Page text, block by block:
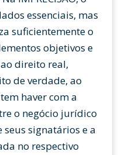
essenciais, mas
suficientemente o
objetivos e
direito real,
de verdade, ao
haver com a
o negócio jurídico
signatários e a
no respectivo